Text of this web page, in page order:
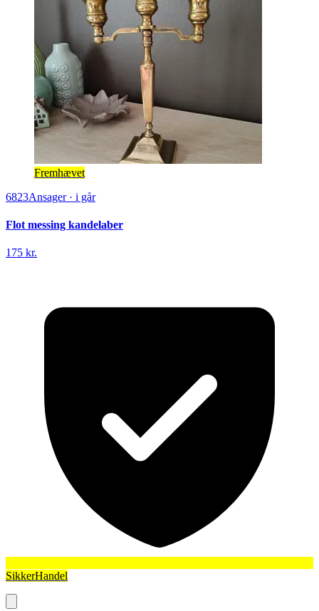
Fremhævet
6823Ansager· i går
Flot messing kandelaber
175 kr.
SikkerHandel